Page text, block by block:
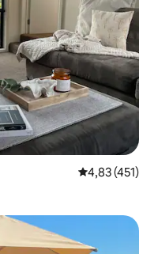
Note
4,83 (451)